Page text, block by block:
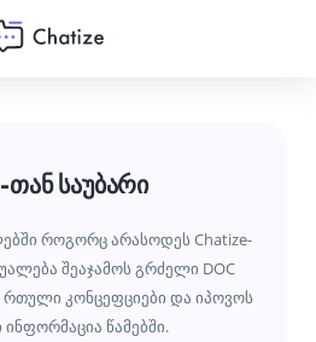
თან საუბარი
როგორც არასოდეს Chatize-
შეაჯამოს გრძელი DOC
რთული კონცეფციები და იპოვოს
წამებში.